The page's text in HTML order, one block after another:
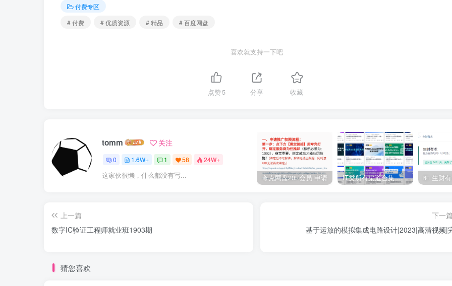
付费专区
# 付费
# 优质资源 # 精品 # 百度网盘
喜欢就支持一下吧
点赞5 分享 收藏
tomm 关注
0 1.6W+ 1 58 24W+
这家伙很懒，什么都没有写... 夸克网盘20t 会员 申请 IT类所有渠道合集 持续日更，目前近四千多条资源 年费用户微信私信获取权限
上一篇
数字IC验证工程师就业班1903期
下一篇
基于运放的模拟集成电路设计|2023|高清视频|
猜您喜欢